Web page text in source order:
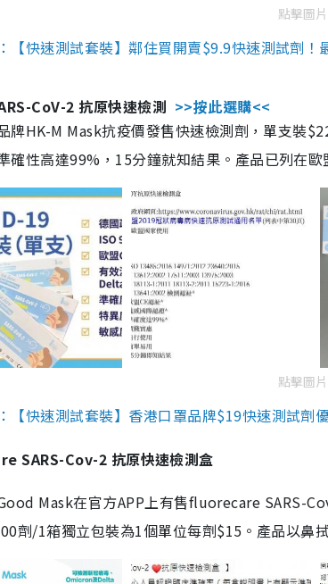
點擊圖
【快速測試套裝】鄰住買開賣$9.9快速測試劑！
CoV-2 抗原快速檢測 >>按此選購<<
牌HK-M Mask抗疫價發售快速檢測劑，單支裝
確性高達99%，15分鐘就知結果。產品已列在
點擊圖
【快速測試套裝】香港口罩品牌$19快速測試劑
SARS-Cov-2 抗原快速檢測盒
Mask在官方APP上有售fluorecare SARS-
劑/1箱獨立包裝為1個單位每劑$15。產品以鼻